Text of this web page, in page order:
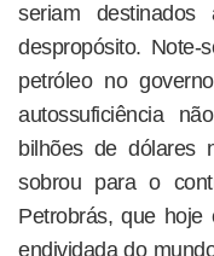
seriam destinados
despropósito.
petróleo no
autossuficiência
bilhões de dólares
sobrou para o
Petrobrás, que
endividada do